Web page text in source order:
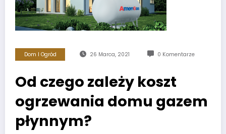
Dom I Ogród 26 Marca, 2021 0 Komentarze
Od czego zależy koszt
ogrzewania domu gazem
płynnym?